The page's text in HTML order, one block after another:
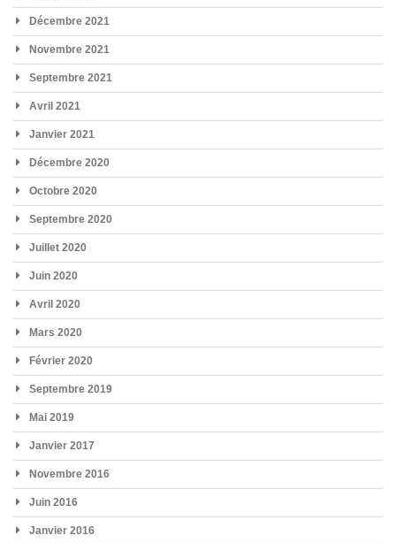
Décembre 2021
Novembre 2021
Septembre 2021
Avril 2021
Janvier 2021
Décembre 2020
Octobre 2020
Septembre 2020
Juillet 2020
Juin 2020
Avril 2020
Mars 2020
Février 2020
Septembre 2019
Mai 2019
Janvier 2017
Novembre 2016
Juin 2016
Janvier 2016